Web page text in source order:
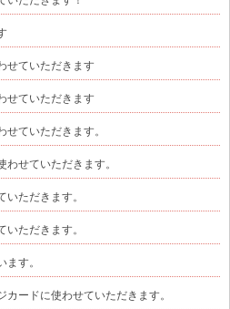
せていただきます
せていただきます
ていただきます。
せていただきます。
ただきます。
ただきます。
す。
ードに使わせていただきます。